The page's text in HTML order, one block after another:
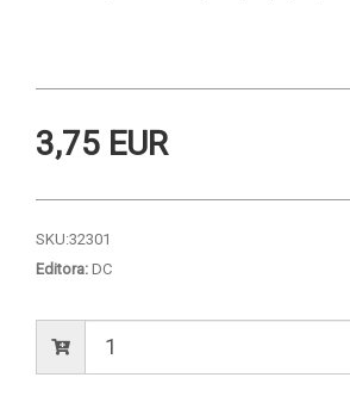
3,75 EUR
SKU:32301
Editora: DC